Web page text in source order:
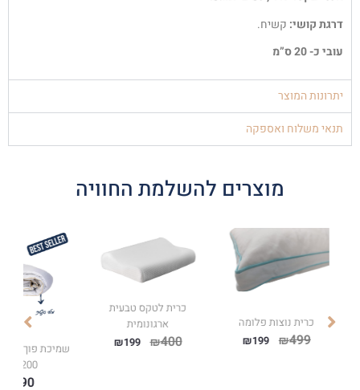
דרגת קושי: קשיח.
עובי כ- 20 ס”מ
יתרונות המוצר
תנאי משלוח ואספקה
מוצרים להשלמת החוויה
כרית נוצות פלומה
₪499
₪199
כרית לטקס טבעית
ארגונומית
₪400
₪199
שמיכת פוך
150/200
290